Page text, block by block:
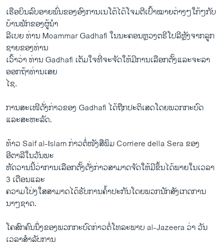
ລາຍການກະຈາຍສຽງ
ລາຍງານ
ຕິດຕາມພວກເຮົາ ທີ່
ພາສາຕ່າງໆ
ເຮືອບິນລົບອາຍພົ່ນຂອງອົງການເນໂຕ້ໄດ້ໂຈມຕີເປົ້າໝາຍຕ່າງໆໃກ້ໆກັບ
ບ້ານພັກຂອງຜູ້ນຳ
ລີເບຍ ທ່ານ Moammar Gadhafi ໃນນະຄອນຫຼວງຕຣີໂປລີຫຼັງຈາກລູກ
ຊາຍຂອງທ່ານ
ເວົ້າວ່າ ທ່ານ Gadhafi ເຕັມໃຈທີ່ຈະຈັດໃຫ້ມີການເລືອກຕັ້ງແລະຈະລາ
ອອກຖ້າທ່ານເສຍ
ໄຊ.
ການສະເໜີດັ່ງກ່າວຂອງ Gadhafi ໄດ້ຖືກປະຕິເສດໂດຍພວກກະບົດ
ແລະສະຫະລັດ.
ທ້າວ Saif al-Islam ກ່າວຕໍ່ໜັງສືພິມ Corriere della Sera ຂອງ
ອີຕາລີໃນວັນພະ
ຫັດວານນີ້ວ່າການເລືອກຕັ້ງດັ່ງກ່າວສາມາດຈັດໃຫ້ມີຂຶ້ນໄດ້ພາຍໃນເວລາ
3 ເດືອນແລະ
ຄວາມໂປ່ງໃສສາມາດໄດ້ຮັບການຄໍ້າປະກັນໂດຍພວກນັກສັງເກດການ
ນາໆຊາດ.
ໂຄສົກຄົນນຶ່ງຂອງພວກກະບົດກ່າວຕໍ່ໂທລະພາບ al-Jazeera ວ່າ ວັນ